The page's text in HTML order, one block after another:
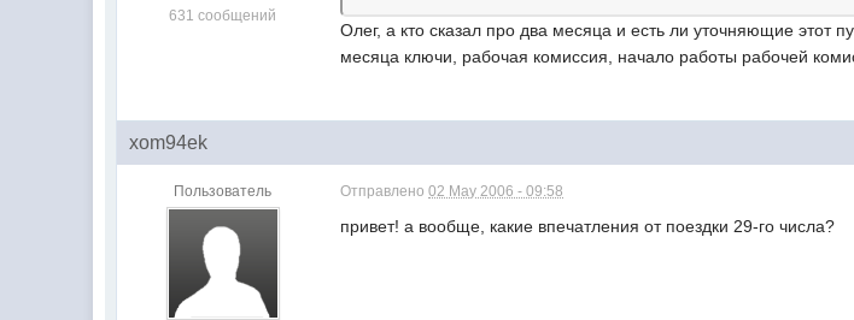
631 сообщений
Олег, а кто сказал про два месяца и есть ли уточняющие этот
месяца ключи, рабочая комиссия, начало работы рабочей
xom94ek
Пользователь Отправлено02 May 2006 - 09:58
привет! а вообще, какие впечатления от поездки 29-го числа?